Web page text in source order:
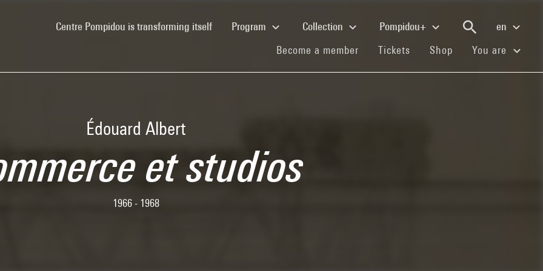
Centre Pompidou is transforming itself(current)Program Collection Pompidou+
en
Become a member (current)
Tickets (current)
Shop (current)You are
Édouard Albert
et studios
1966 - 1968